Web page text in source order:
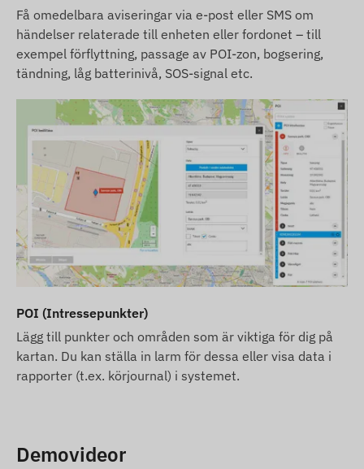
Få omedelbara aviseringar via e-post eller SMS om
händelser relaterade till enheten eller fordonet – till
exempel förflyttning, passage av POI-zon, bogsering,
tändning, låg batterinivå, SOS-signal etc.
POI (Intressepunkter)
Lägg till punkter och områden som är viktiga för dig på
kartan. Du kan ställa in larm för dessa eller visa data i
rapporter (t.ex. körjournal) i systemet.
Demovideor